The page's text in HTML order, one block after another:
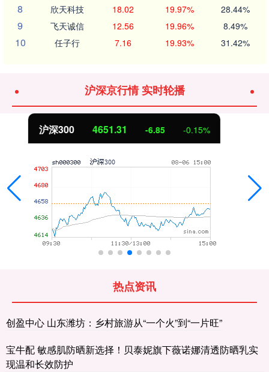
8 欣天科技 18.02 19.97% 28.44%
9 飞天诚信 12.56 19.96% 8.49%
10 任子行 7.16 19.93% 31.42%
沪深京行情 实时轮播
北证50 1122.88 3.42 0.30%
热点资讯
创盈中心 山东潍坊：乡村旅游从“一个火”到“一片旺”
宝牛配 敏感肌防晒新选择！贝泰妮旗下薇诺娜清透防晒乳实
现温和长效防护